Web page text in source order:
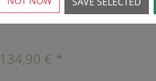
8 Доступный
134,90 € *